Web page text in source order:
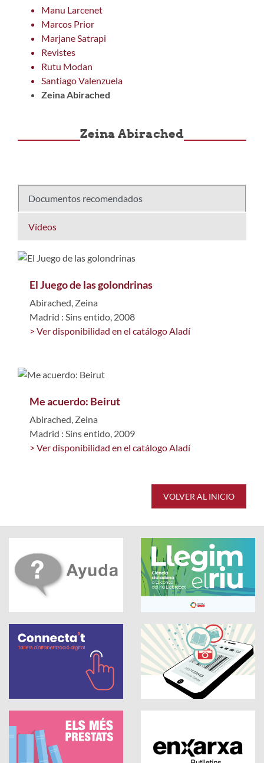
Manu Larcenet
Marcos Prior
Marjane Satrapi
Revistes
Rutu Modan
Santiago Valenzuela
Zeina Abirached
Zeina Abirached
Documentos recomendados
Vídeos
El Juego de las golondrinas
Abirached, Zeina
Madrid : Sins entido, 2008
> Ver disponibilidad en el catálogo Aladí
Me acuerdo: Beirut
Abirached, Zeina
Madrid : Sins entido, 2009
> Ver disponibilidad en el catálogo Aladí
VOLVER AL INICIO